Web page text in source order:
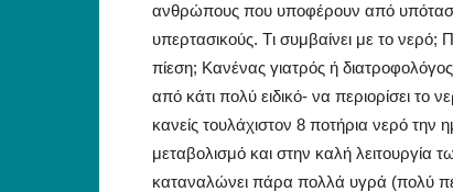
ανθρώπους που υποφέρουν από
υπερτασικούς. Tι συμβαίνει με το νερό;
πίεση; Kανένας γιατρός ή
από κάτι πολύ ειδικό- να περιορίσει το
κανείς τουλάχιστον 8 ποτήρια νερό
μεταβολισμό και στην καλή λειτουργία
καταναλώνει πάρα πολλά υγρά (πολύ